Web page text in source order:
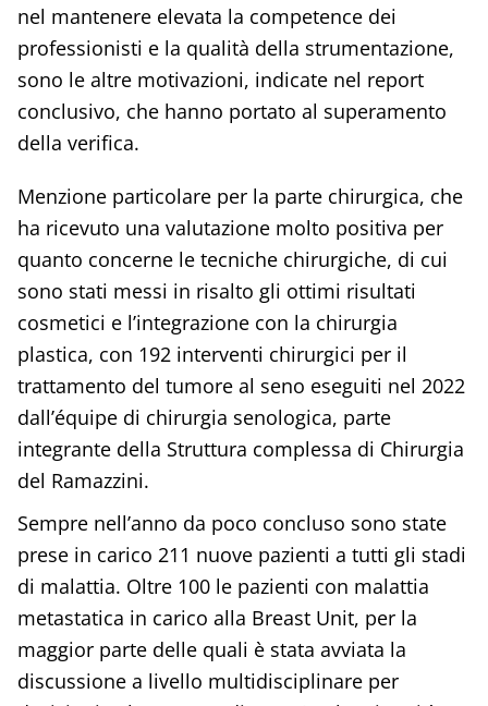
nel mantenere elevata la competence dei
professionisti e la qualità della strumentazione,
sono le altre motivazioni, indicate nel report
conclusivo, che hanno portato al superamento
della verifica.
Menzione particolare per la parte chirurgica, che
ha ricevuto una valutazione molto positiva per
quanto concerne le tecniche chirurgiche, di cui
sono stati messi in risalto gli ottimi risultati
cosmetici e l’integrazione con la chirurgia
plastica, con 192 interventi chirurgici per il
trattamento del tumore al seno eseguiti nel 2022
dall’équipe di chirurgia senologica, parte
integrante della Struttura complessa di Chirurgia
del Ramazzini.
Sempre nell’anno da poco concluso sono state
prese in carico 211 nuove pazienti a tutti gli stadi
di malattia. Oltre 100 le pazienti con malattia
metastatica in carico alla Breast Unit, per la
maggior parte delle quali è stata avviata la
discussione a livello multidisciplinare per